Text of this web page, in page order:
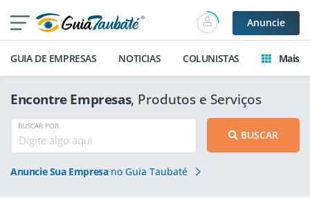
Anuncie
GUIA DE EMPRESAS NOTICIAS COLUNISTAS Mais
Encontre Empresas, Produtos e Serviços
BUSCAR POR
BUSCAR
Anuncie Sua Empresano Guia Taubaté